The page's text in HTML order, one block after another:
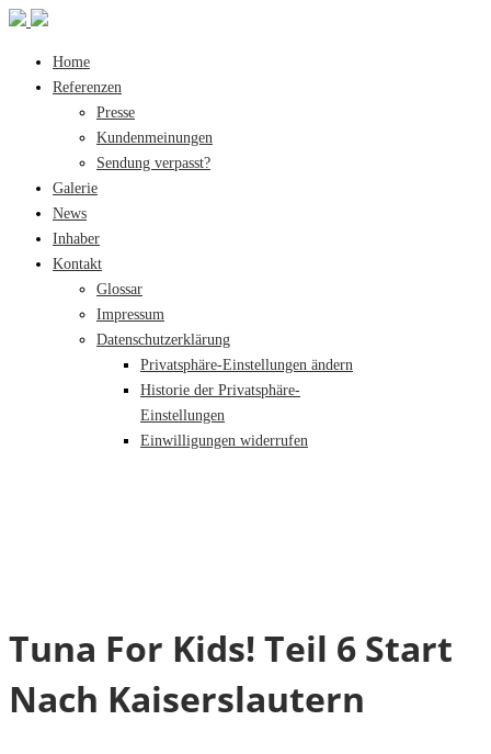
Home
Referenzen
Presse
Kundenmeinungen
Sendung verpasst?
Galerie
News
Inhaber
Kontakt
Glossar
Impressum
Datenschutzerklärung
Privatsphäre-Einstellungen ändern
Historie der Privatsphäre-
Einstellungen
Einwilligungen widerrufen
Tuna For Kids! Teil 6 Start
Nach Kaiserslautern